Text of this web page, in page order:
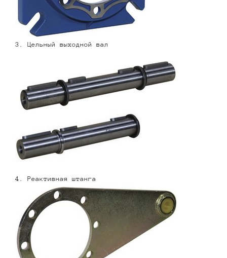
3. Цельный выходной вал
4. Реактивная штанга